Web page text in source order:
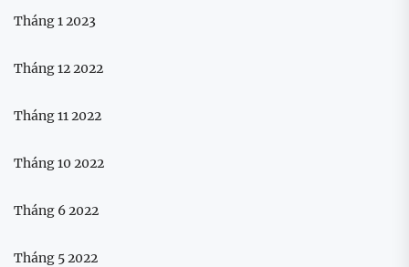
Tháng 1 2023
Tháng 12 2022
Tháng 11 2022
Tháng 10 2022
Tháng 6 2022
Tháng 5 2022